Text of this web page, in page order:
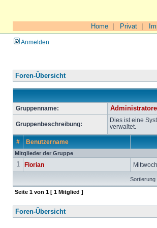
Home Privat
Anmelden
Foren-Übersicht
Gruppenname:
Gruppenbeschreibung:
Dies ist eine
verwaltet.
# Benutzername
Mitglieder der Gruppe
1 Florian
Sortierung
Seite 1 von 1 [ 1 Mitglied ]
Foren-Übersicht